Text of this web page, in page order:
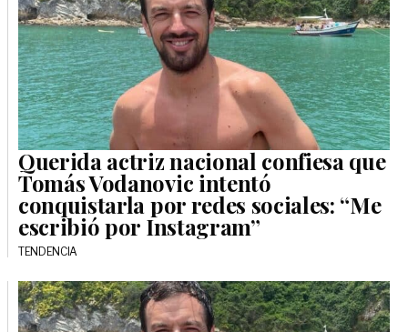
Querida actriz nacional confiesa que
Tomás Vodanovic intentó
conquistarla por redes sociales: “Me
escribió por Instagram”
TENDENCIA